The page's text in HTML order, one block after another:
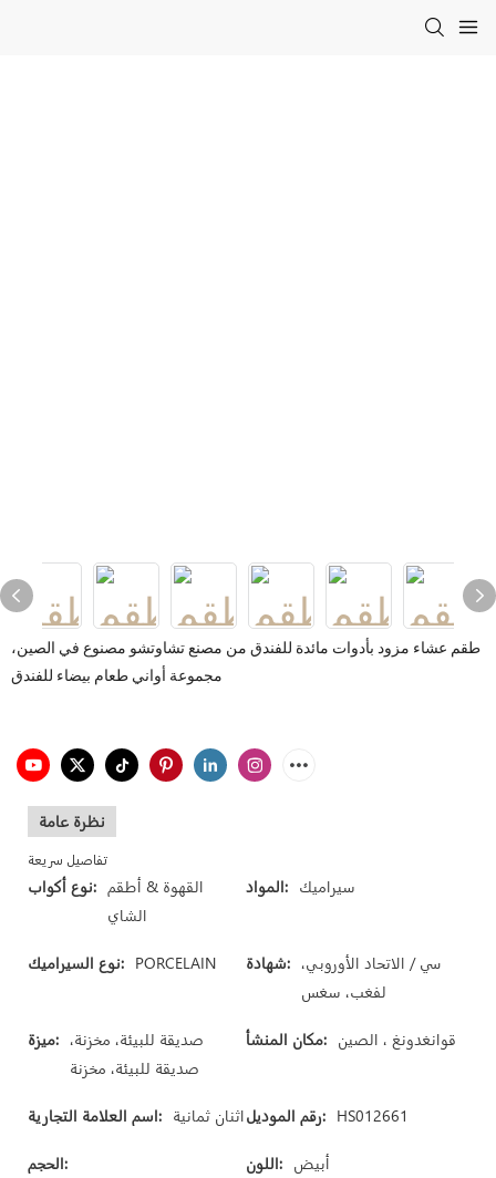
طقم عشاء مزود بأدوات مائدة للفندق من مصنع تشاوتشو مصنوع في الصين،
مجموعة أواني طعام بيضاء للفندق
نظرة عامة
تفاصيل سريعة
نوع أكواب: القهوة & أطقم
الشاي
المواد: سيراميك
نوع السيراميك: PORCELAIN شهادة: سي / الاتحاد الأوروبي،
لفغب، سغس
ميزة: صديقة للبيئة، مخزنة،
صديقة للبيئة، مخزنة
مكان المنشأ: قوانغدونغ ، الصين
اسم العلامة التجارية: اثنان ثمانية رقم الموديل: HS012661
الحجم:
اللون: أبيض